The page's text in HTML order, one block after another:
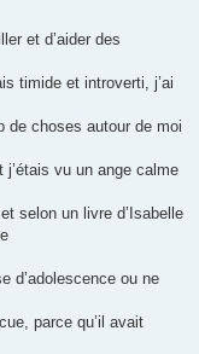
et d’aider des
timide et introverti, j’ai
de choses autour de moi
j’étais vu un ange calme
selon un livre d’Isabelle
d’adolescence ou ne
parce qu’il avait